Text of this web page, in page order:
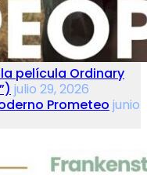
película Ordinary
julio 29, 2026
Prometeo junio